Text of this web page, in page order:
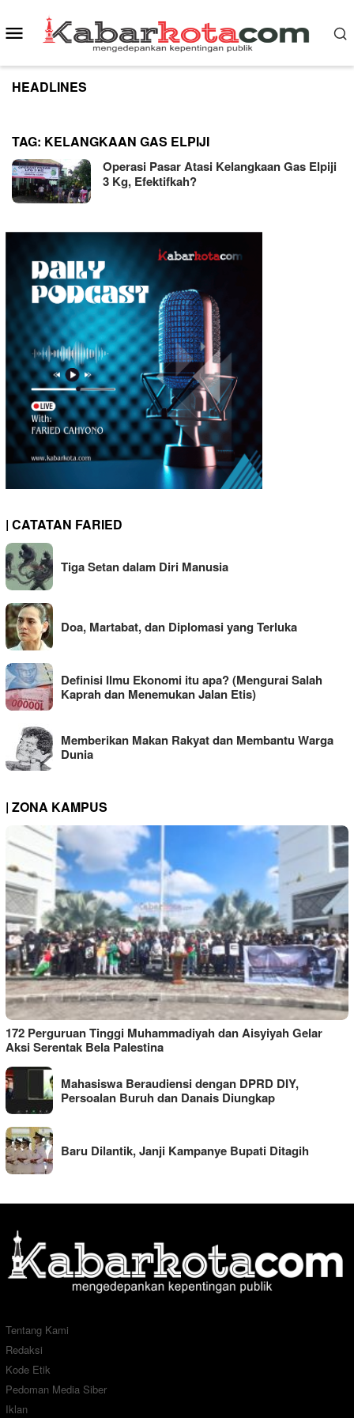
to
content
Mobile
Menu
HEADLINES
TAG: KELANGKAAN GAS ELPIJI
Operasi Pasar Atasi Kelangkaan Gas Elpiji
3 Kg, Efektifkah?
| CATATAN FARIED
Tiga Setan dalam Diri Manusia
Doa, Martabat, dan Diplomasi yang Terluka
Definisi Ilmu Ekonomi itu apa? (Mengurai Salah
Kaprah dan Menemukan Jalan Etis)
Memberikan Makan Rakyat dan Membantu Warga
Dunia
| ZONA KAMPUS
172 Perguruan Tinggi Muhammadiyah dan Aisyiyah Gelar
Aksi Serentak Bela Palestina
Mahasiswa Beraudiensi dengan DPRD DIY,
Persoalan Buruh dan Danais Diungkap
Baru Dilantik, Janji Kampanye Bupati Ditagih
Tentang Kami
Redaksi
Kode Etik
Pedoman Media Siber
Iklan